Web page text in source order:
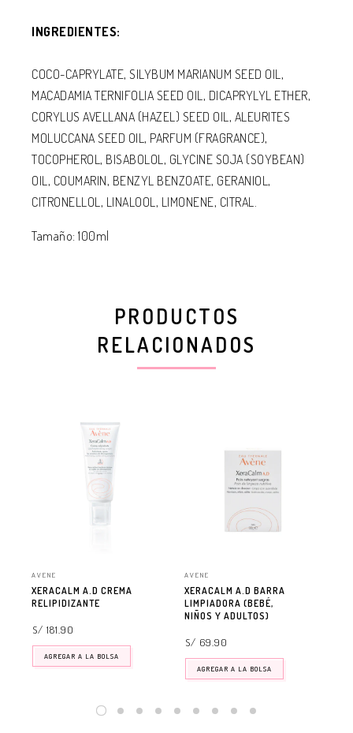
INGREDIENTES:
COCO-CAPRYLATE, SILYBUM MARIANUM SEED OIL,
MACADAMIA TERNIFOLIA SEED OIL, DICAPRYLYL ETHER,
CORYLUS AVELLANA (HAZEL) SEED OIL, ALEURITES
MOLUCCANA SEED OIL, PARFUM (FRAGRANCE),
TOCOPHEROL, BISABOLOL, GLYCINE SOJA (SOYBEAN)
OIL, COUMARIN, BENZYL BENZOATE, GERANIOL,
CITRONELLOL, LINALOOL, LIMONENE, CITRAL.
Tamaño: 100ml
PRODUCTOS
RELACIONADOS
AVENE
XERACALM A.D CREMA
RELIPIDIZANTE
S/ 181.90
AGREGAR A LA BOLSA
AVENE
XERACALM A.D BARRA
LIMPIADORA (BEBÉ,
NIÑOS Y ADULTOS)
S/ 69.90
AGREGAR A LA BOLSA